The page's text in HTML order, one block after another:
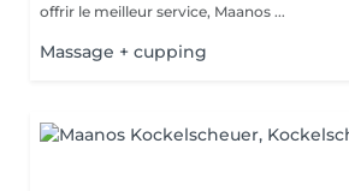
offrir le meilleur service, Maanos ...
Massage + cupping